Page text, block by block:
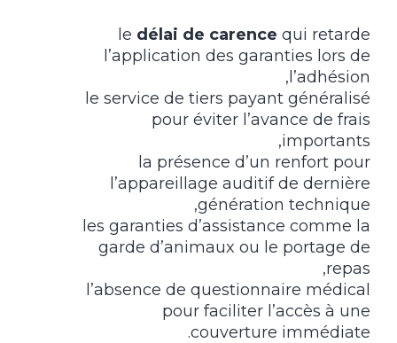
le délai de carence qui retarde
l’application des garanties lors de
l’adhésion,
le service de tiers payant généralisé
pour éviter l’avance de frais
importants,
la présence d’un renfort pour
l’appareillage auditif de dernière
génération technique,
les garanties d’assistance comme la
garde d’animaux ou le portage de
repas,
l’absence de questionnaire médical
pour faciliter l’accès à une
couverture immédiate.